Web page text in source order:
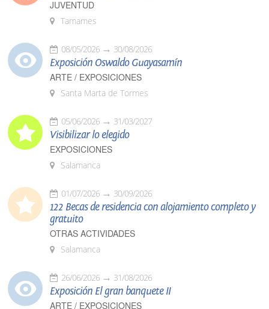
JUVENTUD
Tamames
08/05/2026 30/08/2026
Exposición Oswaldo Guayasamín
ARTE / EXPOSICIONES
Santa Marta de Tormes
05/06/2026 31/03/2027
Visibilizar lo elegido
EXPOSICIONES
Salamanca
01/07/2026 30/09/2026
122 Becas de residencia con alojamiento completo y
gratuito
OTRAS ACTIVIDADES
Salamanca
26/06/2026 31/08/2026
Exposición El gran banquete II
ARTE / EXPOSICIONES